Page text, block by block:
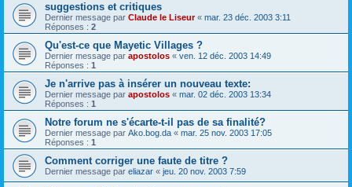
suggestions et critiques
Dernier message par Claude le Liseur« mar. 23 déc. 2003 3:11
Réponses : 2
Qu'est-ce que Mayetic Villages ?
Dernier message par apostolos « ven. 12 déc. 2003 14:49
Réponses : 1
Je n'arrive pas à insérer un nouveau texte:
Dernier message par apostolos « mar. 02 déc. 2003 13:34
Réponses : 1
Notre forum ne s'écarte-t-il pas de sa finalité?
Dernier message par Ako.bog.da « mar. 25 nov. 2003 17:05
Réponses : 1
Comment corriger une faute de titre ?
Dernier message par eliazar « jeu. 20 nov. 2003 7:59